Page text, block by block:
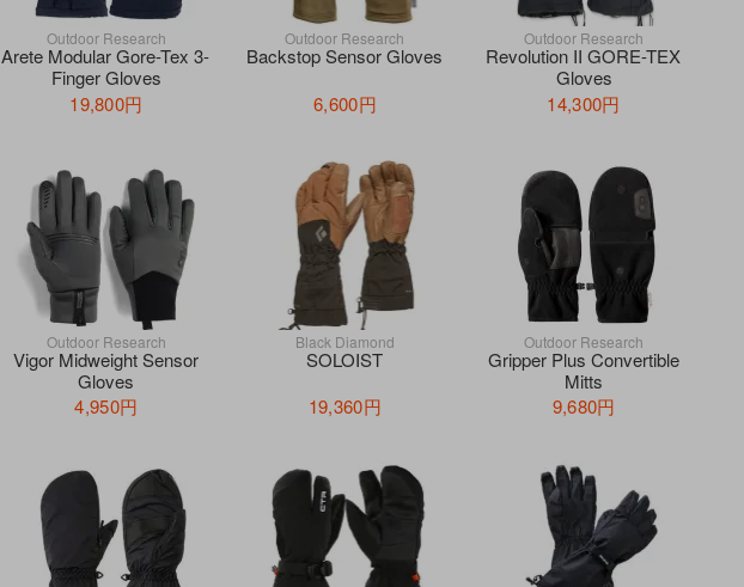
Outdoor Research
Arete Modular Gore-Tex 3-
Finger Gloves
19,800円
Outdoor Research
Backstop Sensor Gloves
6,600円
Outdoor Research
Revolution II GORE-TEX
Gloves
14,300円
Outdoor Research
Vigor Midweight Sensor
Gloves
4,950円
Black Diamond
SOLOIST
19,360円
Outdoor Research
Gripper Plus Convertible
Mitts
9,680円